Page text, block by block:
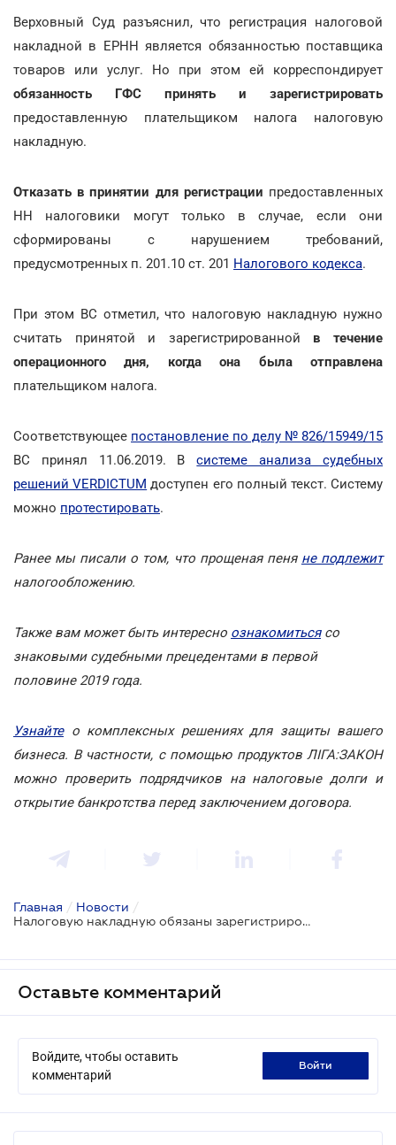
Верховный Суд разъяснил, что регистрация налоговой
накладной в ЕРНН является обязанностью поставщика
товаров или услуг. Но при этом ей корреспондирует
обязанность ГФС принять и зарегистрировать
предоставленную плательщиком налога налоговую
накладную.
Отказать в принятии для регистрации предоставленных
НН налоговики могут только в случае, если они
сформированы с нарушением требований,
предусмотренных п. 201.10 ст. 201 Налогового кодекса.
При этом ВС отметил, что налоговую накладную нужно
считать принятой и зарегистрированной в течение
операционного дня, когда она была отправлена
плательщиком налога.
Соответствующее постановление по делу № 826/15949/15
ВС принял 11.06.2019. Всистеме анализа судебных
решений VERDICTUM доступен его полный текст. Систему
можно протестировать.
Ранее мы писали о том, что прощеная пеня не подлежит
налогообложению.
Также вам может быть интересно ознакомитьсясо
знаковыми судебными прецедентами в первой
половине 2019 года.
Узнайтео комплексных решениях для защиты вашего
бизнеса. В частности, с помощью продуктов ЛІГА:ЗАКОН
можно проверить подрядчиков на налоговые долги и
открытие банкротства перед заключением договора.
Главная / Новости /
Налоговую накладную обязаны зарегистрировать, если не нарушены требования по ее формированию
Оставьте комментарий
Войдите, чтобы оставить
комментарий
войти